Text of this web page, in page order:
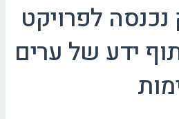
נכנסה לפרויקט
ידע של ערים